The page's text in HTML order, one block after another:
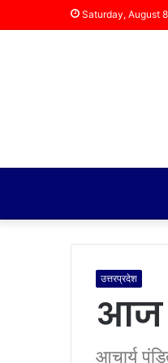
Saturday, August
उत्तरप्रदेश
आज
आचार्य